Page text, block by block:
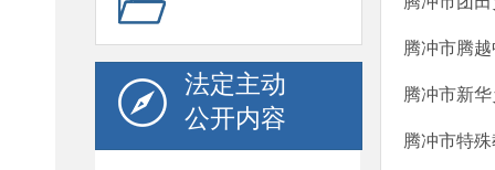
法定主动
公开内容
腾冲市腾
腾冲市新
腾冲市特